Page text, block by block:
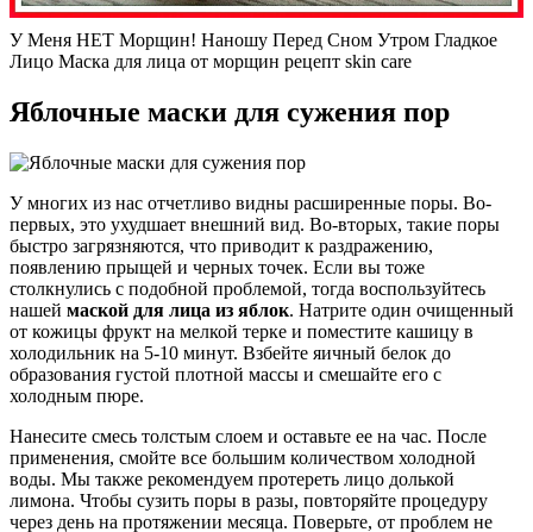
У Меня НЕТ Морщин! Наношу Перед Сном Утром Гладкое
Лицо Маска для лица от морщин рецепт skin care
Яблочные маски для сужения пор
У многих из нас отчетливо видны расширенные поры. Во-
первых, это ухудшает внешний вид. Во-вторых, такие поры
быстро загрязняются, что приводит к раздражению,
появлению прыщей и черных точек. Если вы тоже
столкнулись с подобной проблемой, тогда воспользуйтесь
нашей маской для лица из яблок. Натрите один очищенный
от кожицы фрукт на мелкой терке и поместите кашицу в
холодильник на 5-10 минут. Взбейте яичный белок до
образования густой плотной массы и смешайте его с
холодным пюре.
Нанесите смесь толстым слоем и оставьте ее на час. После
применения, смойте все большим количеством холодной
воды. Мы также рекомендуем протереть лицо долькой
лимона. Чтобы сузить поры в разы, повторяйте процедуру
через день на протяжении месяца. Поверьте, от проблем не